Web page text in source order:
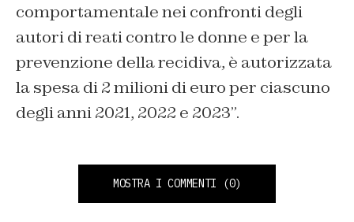
comportamentale nei confronti degli
autori di reati contro le donne e per la
prevenzione della recidiva, è autorizzata
la spesa di 2 milioni di euro per ciascuno
degli anni 2021, 2022 e 2023”.
MOSTRA I COMMENTI (0)